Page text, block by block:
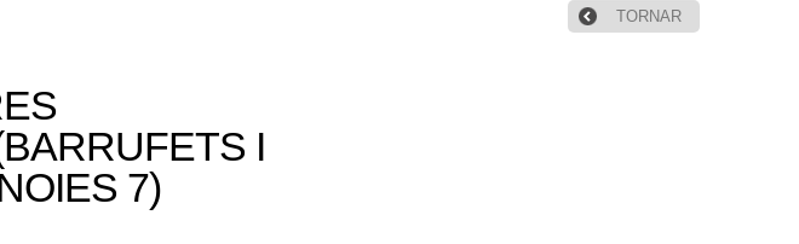
TORNAR
I
7)